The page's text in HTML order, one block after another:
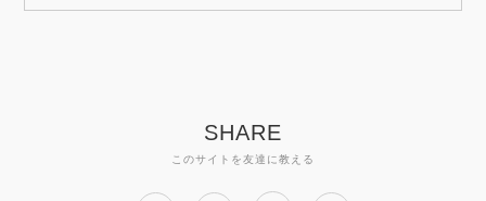
SHARE
このサイトを友達に教える